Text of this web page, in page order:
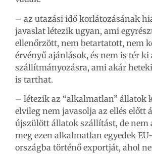
– az utazási idő korlátozásának
javaslat létezik ugyan, ami
ellenőrzött, nem betartatott, nem
érvényű ajánlások, és nem is tér ki
szállítmányozásra, ami akár
is tarthat.
– létezik az “alkalmatlan” állatok
elvileg nem javasolja az ellés előtt
újszülött állatok szállítást, de nem
meg ezen alkalmatlan egyedek
országba történő exportját, ahol